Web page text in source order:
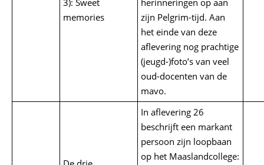
memories
zijn Pelgrim-tijd. Aan
het einde van deze
aflevering nog prachtige
(jeugd-)foto’s van veel
oud-docenten van de
mavo.
In aflevering 26
beschrijft een markant
persoon zijn loopbaan
op het Maaslandcollege: